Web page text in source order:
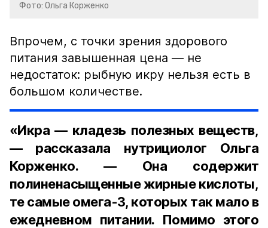
Фото: Ольга Корженко
Впрочем, с точки зрения здорового
питания завышенная цена — не
недостаток: рыбную икру нельзя есть в
большом количестве.
«Икра — кладезь полезных веществ,
— рассказала нутрициолог Ольга
Корженко. — Она содержит
полиненасыщенные жирные кислоты,
те самые омега-3, которых так мало в
ежедневном питании. Помимо этого